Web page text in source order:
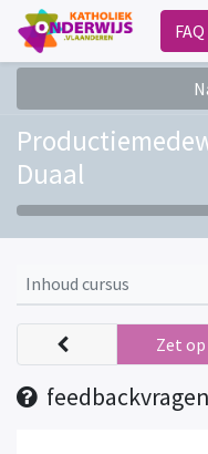
FAQ
Duaal
Inhoud cursus
feedbackvragen
Zet